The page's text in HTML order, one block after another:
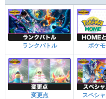
ランクバトル ポケ
変更点 スペシ